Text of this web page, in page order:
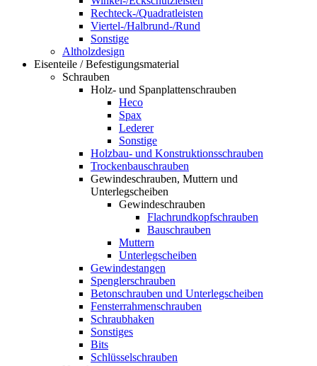
Rechteck-/Quadratleisten
Viertel-/Halbrund-/Rund
Sonstige
Altholzdesign
Eisenteile / Befestigungsmaterial
Schrauben
Holz- und Spanplattenschrauben
Heco
Spax
Lederer
Sonstige
Holzbau- und Konstruktionsschrauben
Trockenbauschrauben
Gewindeschrauben, Muttern und
Unterlegscheiben
Gewindeschrauben
Flachrundkopfschrauben
Bauschrauben
Muttern
Unterlegscheiben
Gewindestangen
Spenglerschrauben
Betonschrauben und Unterlegscheiben
Fensterrahmenschrauben
Schraubhaken
Sonstiges
Bits
Schlüsselschrauben